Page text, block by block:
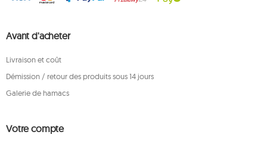
Avant d'acheter
Livraison et coût
Démission / retour des produits sous 14 jours
Galerie de hamacs
Votre compte